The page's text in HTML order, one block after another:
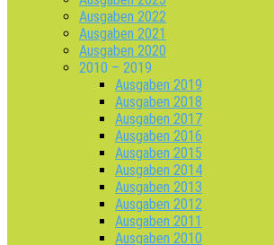
Ausgaben 2022
Ausgaben 2021
Ausgaben 2020
2010 – 2019
Ausgaben 2019
Ausgaben 2018
Ausgaben 2017
Ausgaben 2016
Ausgaben 2015
Ausgaben 2014
Ausgaben 2013
Ausgaben 2012
Ausgaben 2011
Ausgaben 2010